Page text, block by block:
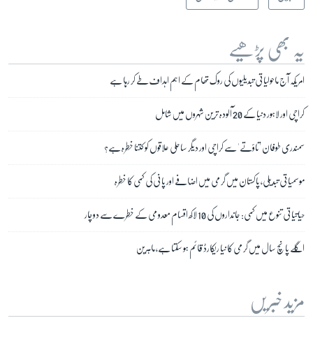
یہ بھی پڑھیے
امریکہ آج ماحولیاتی تبدیلیوں کی روک تھام کے اہم اہداف طے کر رہا ہے
کراچی اور لاہور دنیا کے 20 آلودہ ترین شہروں میں شامل
سمندری طوفان 'تاؤتے' سے کراچی اور دیگر ساحلی علاقوں کو کتنا خطرہ ہے؟
موسمیاتی تبدیلی، پاکستان میں گرمی میں اضافے اور پانی کی کمی کا خطرہ
حیاتیاتی تنوع میں کمی: جانداروں کی 10 لاکھ اقسام معدومی کے خطرے سے دوچار
اگلے پانچ سال میں گرمی کا نیا ریکارڈ قائم ہو سکتا ہے، ماہرین
مزید خبریں